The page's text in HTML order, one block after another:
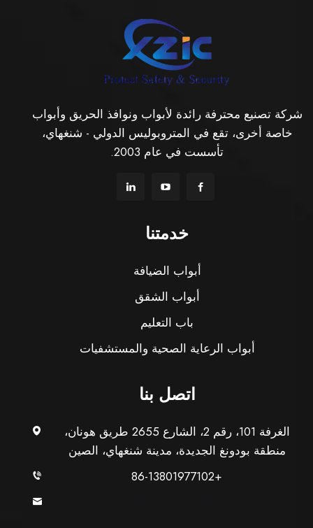
شركة تصنيع محترفة رائدة لأبواب ونوافذ الحريق وأبواب
خاصة أخرى، تقع في المتروبوليس الدولي - شنغهاي،
تأسست في عام 2003.
خدمتنا
أبواب الضيافة
أبواب الشقق
باب التعليم
أبواب الرعاية الصحية والمستشفيات
اتصل بنا
الغرفة 101، رقم 2، الشارع 2655 طريق هونان،
منطقة بودونغ الجديدة، مدينة شنغهاي، الصين
+86-13801977102